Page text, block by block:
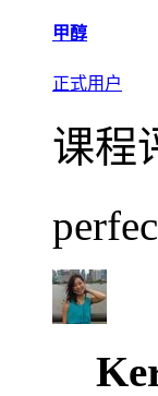
甲醇
正式用户
课程